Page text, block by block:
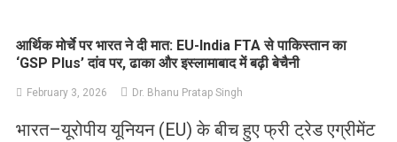
आर्थिक मोर्चे पर भारत ने दी मात: EU-India FTA से पाकिस्तान का
‘GSP Plus’ दांव पर, ढाका और इस्लामाबाद में बढ़ी बेचैनी
February 3, 2026 Dr. Bhanu Pratap Singh
भारत–यूरोपीय यूनियन (EU) के बीच हुए फ्री ट्रेड एग्रीमेंट